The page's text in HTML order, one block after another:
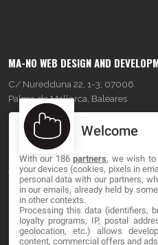
MA-NO WEB DESIGN AND
C/ Nuredduna 22, 1-3, 07006
Palma de Mallorca, Baleares
OUR COMPANY
About
Blog
Contact
Welcome
With our 186partners, we wish to
your devices (cookies, pixels in
personal data with our partners,
in our emails, already held by
in other contexts.
Processing this data (identifiers,
loyalty programs, IP, postal
geolocation, etc.) allows
content, commercial offers and